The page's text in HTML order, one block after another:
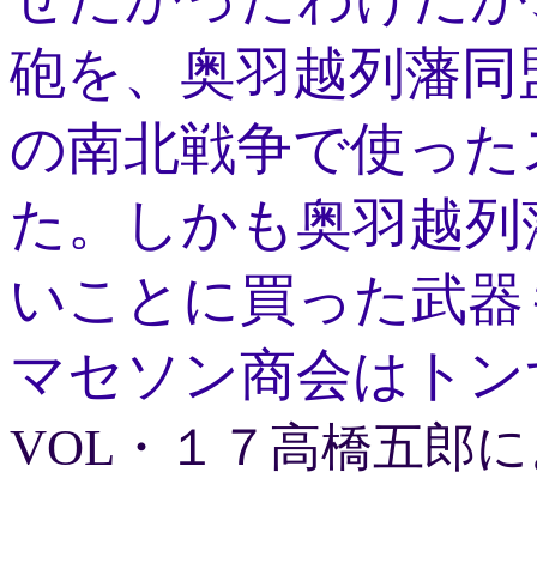
砲を、奥羽越列藩
の南北戦争で使っ
た。しかも奥羽越
いことに買った武
マセソン商会はト
VOL・１７高橋五郎